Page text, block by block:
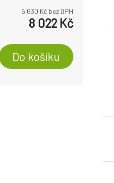
6 630 Kč bez DPH
8 022 Kč
Do košíku